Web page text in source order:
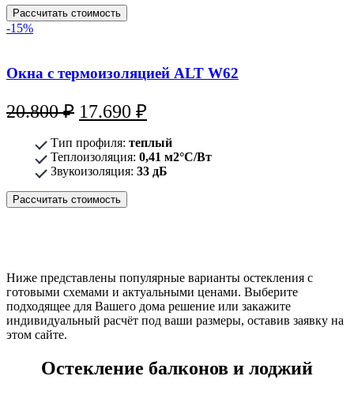
Рассчитать стоимость
-15%
Окна с термоизоляцией ALT W62
20.800₽ Первоначальная
цена
составляла
20.800 ₽.
17.690 ₽
цена:
17.690 ₽.
Тип профиля: теплый
Теплоизоляция: 0,41 м2°С/Вт
Звукоизоляция: 33 дБ
Рассчитать стоимость
Ниже представлены популярные варианты остекления с
готовыми схемами и актуальными ценами. Выберите
подходящее для Вашего дома решение или закажите
индивидуальный расчёт под ваши размеры, оставив заявку на
этом сайте.
Остекление балконов и лоджий